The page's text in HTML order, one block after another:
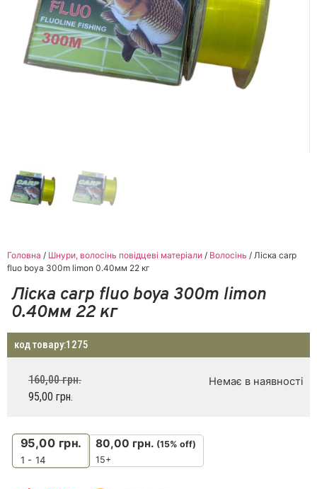
Головна / Шнури, волосінь повідцеві матеріали / Волосінь / Ліска carp
fluo boya 300m limon 0.40мм 22 кг
Ліска carp fluo boya 300m limon
0.40мм 22 кг
код товару:1275
160,00грн.
95,00 грн.
Немає в наявності
95,00 грн.
1 - 14
80,00 грн. (15% off)
15+